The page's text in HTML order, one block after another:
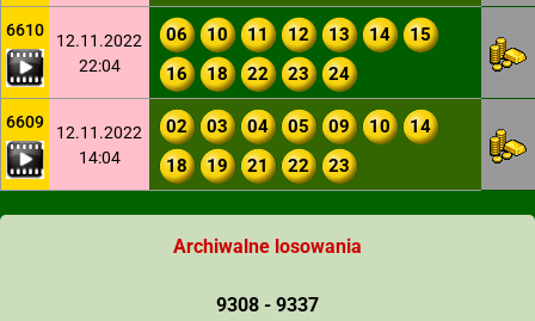
6610
12.11.2022
22:04
06 10 11 12 13 14
15
16
18 22 23 24
6609
12.11.2022
14:04
02 03 04 05 09 10
14
18
19 21 22 23
Archiwalne losowania
9308 - 9337